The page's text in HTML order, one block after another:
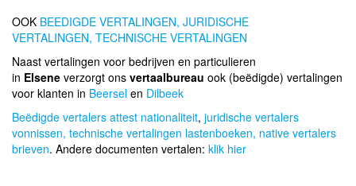
OOK BEEDIGDE VERTALINGEN, JURIDISCHE
VERTALINGEN, TECHNISCHE VERTALINGEN
Naast vertalingen voor bedrijven en particulieren
in Elsene verzorgt ons vertaalbureau ook (beëdigde) vertalingen
voor klanten in Beersel en Dilbeek
Beëdigde vertalers attest nationaliteit, juridische vertalers
vonnissen, technische vertalingen lastenboeken, native vertalers
brieven. Andere documenten vertalen: klik hier